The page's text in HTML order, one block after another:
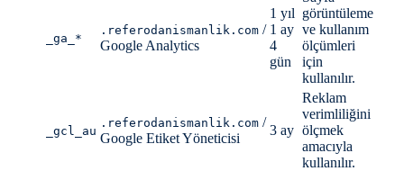
_ga_*
.referodanismanlik.com /
Google Analytics
1 yıl
1 ay
4
gün
görüntüleme
ve kullanım
ölçümleri
için
kullanılır.
_gcl_au
.referodanismanlik.com /
Google Etiket Yöneticisi
3 ay
Reklam
verimliliğini
ölçmek
amacıyla
kullanılır.